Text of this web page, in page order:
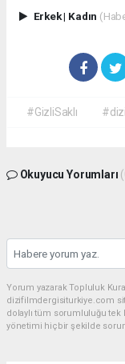
Erkek| Kadın
#GizliSaklı #dizi
Okuyucu Yorumları
Yorum yazarak Topluluk
dizifilmdergisiturkiye.com
dolaylı tüm sorumluluğu tek
yönetimi hiçbir şekilde